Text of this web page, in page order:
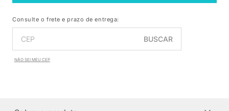
Consulte o frete e prazo de entrega:
BUSCAR
NÃO SEI MEU CEP